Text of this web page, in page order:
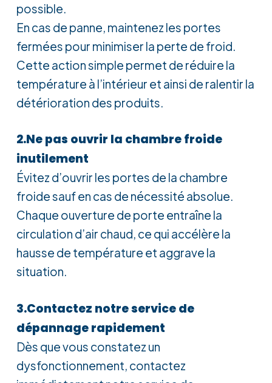
possible.
En cas de panne, maintenez les portes
fermées pour minimiser la perte de froid.
Cette action simple permet de réduire la
température à l’intérieur et ainsi de ralentir la
détérioration des produits.
2.Ne pas ouvrir la chambre froide
inutilement
Évitez d’ouvrir les portes de la chambre
froide sauf en cas de nécessité absolue.
Chaque ouverture de porte entraîne la
circulation d’air chaud, ce qui accélère la
hausse de température et aggrave la
situation.
3.Contactez notre service de
dépannage rapidement
Dès que vous constatez un
dysfonctionnement, contactez